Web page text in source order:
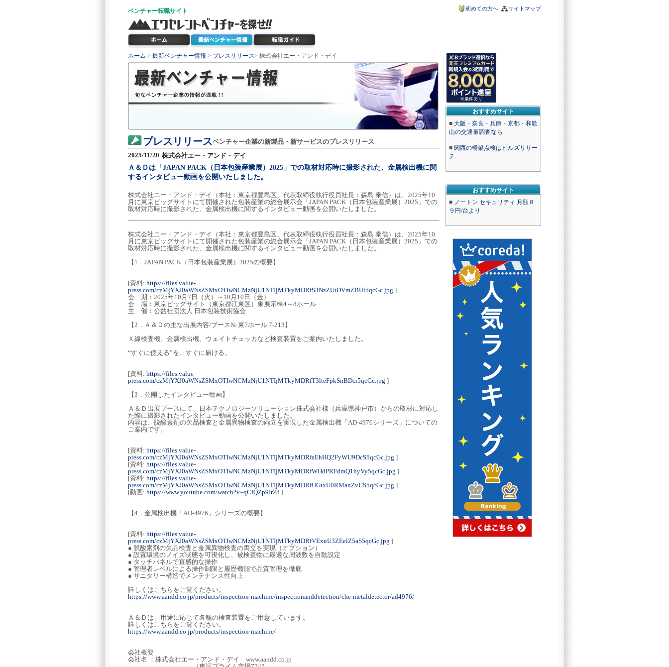
ベンチャー転職サイト サイトマップ
初めての方へ
おすすめサイト
■ 大阪・奈良・兵庫・京都・和歌
山の交通量調査なら
■ 関西の橋梁点検はヒルズリサー
チ
おすすめサイト
■ ノートン セキュリティ 月額８
９円/台より
ホーム > 最新ベンチャー情報 > プレスリリース> 株式会社エー・アンド・デイ
プレスリリースベンチャー企業の新製品・新サービスのプレスリリース
2025/11/20 株式会社エー・アンド・デイ
Ａ＆Ｄは「JAPAN PACK（日本包装産業展）2025」での取材対応時に撮影された、金属検出機に関
するインタビュー動画を公開いたしました。
株式会社エー・アンド・デイ（本社：東京都豊島区、代表取締役執行役員社長：森島 泰信）は、2025年10
月に東京ビッグサイトにて開催された包装産業の総合展示会「JAPAN PACK（日本包装産業展）2025」での
取材対応時に撮影された、金属検出機に関するインタビュー動画を公開いたしました。
株式会社エー・アンド・デイ（本社：東京都豊島区、代表取締役執行役員社長：森島 泰信）は、2025年10
月に東京ビッグサイトにて開催された包装産業の総合展示会「JAPAN PACK（日本包装産業展）2025」での
取材対応時に撮影された、金属検出機に関するインタビュー動画を公開いたしました。
【1．JAPAN PACK（日本包装産業展）2025の概要】
[資料: https://files.value-
press.com/czMjYXJ0aWNsZSMxOTIwNCMzNjU1NTIjMTkyMDRfS3NzZUtDVmZBUi5qcGc.jpg ]
会 期：2025年10月7日（火）～10月10日（金）
会 場：東京ビッグサイト（東京都江東区）東展示棟4～8ホール
主 催：公益社団法人 日本包装技術協会
【2．Ａ＆Ｄの主な出展内容/ブース№ 東7ホール 7-213】
Ｘ線検査機、金属検出機、ウェイトチェッカなど検査装置をご案内いたしました。
“すぐに使える”を、すぐに届ける。
[資料: https://files.value-
press.com/czMjYXJ0aWNsZSMxOTIwNCMzNjU1NTIjMTkyMDRfT3lteFpkSnBDci5qcGc.jpg ]
【3．公開したインタビュー動画】
Ａ＆Ｄ出展ブースにて、日本テクノロジーソリューション株式会社様（兵庫県神戸市）からの取材に対応し
た際に撮影されたインタビュー動画を公開いたしました。
内容は、脱酸素剤の欠品検査と金属異物検査の両立を実現した金属検出機「AD-4976シリーズ」についての
ご案内です。
[資料: https://files.value-
press.com/czMjYXJ0aWNsZSMxOTIwNCMzNjU1NTIjMTkyMDRfaEhHQ2FyWU9DcS5qcGc.jpg ]
[資料: https://files.value-
press.com/czMjYXJ0aWNsZSMxOTIwNCMzNjU1NTIjMTkyMDRfWHdPRFdmQ1hyVy5qcGc.jpg ]
[資料: https://files.value-
press.com/czMjYXJ0aWNsZSMxOTIwNCMzNjU1NTIjMTkyMDRfUGtxU0RManZvUS5qcGc.jpg ]
[動画: https://www.youtube.com/watch?v=qCfQZp9Ir28 ]
【4．金属検出機「AD-4976」シリーズの概要】
[資料: https://files.value-
press.com/czMjYXJ0aWNsZSMxOTIwNCMzNjU1NTIjMTkyMDRfVExuU3ZEelZ5aS5qcGc.jpg ]
● 脱酸素剤の欠品検査と金属異物検査の両立を実現（オプション）
● 設置環境のノイズ状態を可視化し、被検査物に最適な周波数を自動設定
● タッチパネルで直感的な操作
● 管理者レベルによる操作制限と履歴機能で品質管理を徹底
● サニタリー構造でメンテナンス性向上
詳しくはこちらをご覧ください。
https://www.aandd.co.jp/products/inspection-machine/inspectionanddetection/che-metaldetector/ad4976/
Ａ＆Ｄは、用途に応じて各種の検査装置をご用意しています。
詳しくはこちらをご覧ください。
https://www.aandd.co.jp/products/inspection-machine/
会社概要
会社名 ：株式会社エー・アンド・デイ www.aandd.co.jp